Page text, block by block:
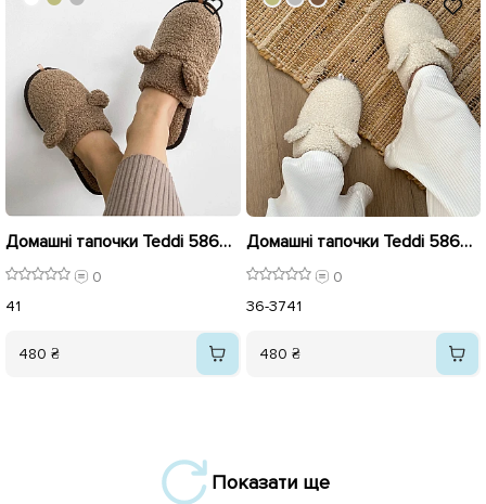
Домашні тапочки Teddi 586973 Коричневі
0
41
480 ₴
Домашні тапочки Teddi 586972 Білі
0
36-3741
480 ₴
Показати ще